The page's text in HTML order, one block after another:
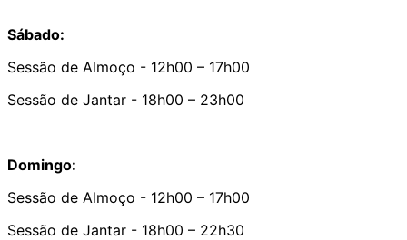
Sábado:
Sessão de Almoço - 12h00 – 17h00
Sessão de Jantar - 18h00 – 23h00
Domingo:
Sessão de Almoço - 12h00 – 17h00
Sessão de Jantar - 18h00 – 22h30